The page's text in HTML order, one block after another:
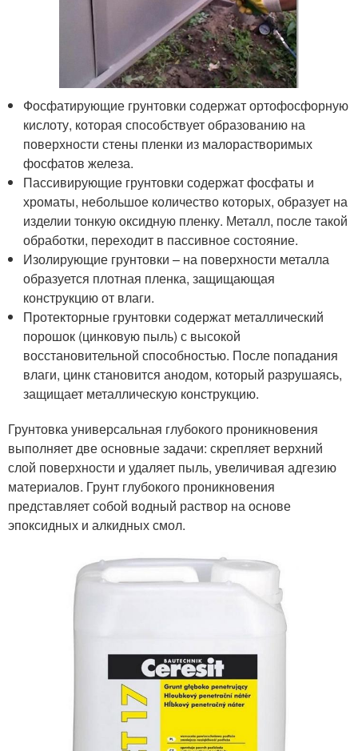
Фосфатирующие грунтовки содержат ортофосфорную
кислоту, которая способствует образованию на
поверхности стены пленки из малорастворимых
фосфатов железа.
Пассивирующие грунтовки содержат фосфаты и
хроматы, небольшое количество которых, образует на
изделии тонкую оксидную пленку. Металл, после такой
обработки, переходит в пассивное состояние.
Изолирующие грунтовки – на поверхности металла
образуется плотная пленка, защищающая
конструкцию от влаги.
Протекторные грунтовки содержат металлический
порошок (цинковую пыль) с высокой
восстановительной способностью. После попадания
влаги, цинк становится анодом, который разрушаясь,
защищает металлическую конструкцию.
Грунтовка универсальная глубокого проникновения
выполняет две основные задачи: скрепляет верхний
слой поверхности и удаляет пыль, увеличивая адгезию
материалов. Грунт глубокого проникновения
представляет собой водный раствор на основе
эпоксидных и алкидных смол.